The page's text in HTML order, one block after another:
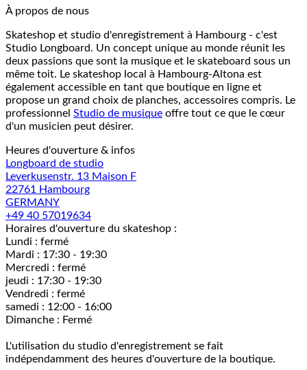
À propos de nous
Skateshop et studio d'enregistrement à Hambourg - c'est
Studio Longboard. Un concept unique au monde réunit les
deux passions que sont la musique et le skateboard sous un
même toit. Le skateshop local à Hambourg-Altona est
également accessible en tant que boutique en ligne et
propose un grand choix de planches, accessoires compris. Le
professionnel Studio de musique offre tout ce que le cœur
d'un musicien peut désirer.
Heures d'ouverture & infos
Longboard de studio
Leverkusenstr. 13 Maison F
22761 Hambourg
GERMANY
+49 40 57019634
Horaires d'ouverture du skateshop :
Lundi : fermé
Mardi : 17:30 - 19:30
Mercredi : fermé
jeudi : 17:30 - 19:30
Vendredi : fermé
samedi : 12:00 - 16:00
Dimanche : Fermé
L'utilisation du studio d'enregistrement se fait
indépendamment des heures d'ouverture de la boutique.